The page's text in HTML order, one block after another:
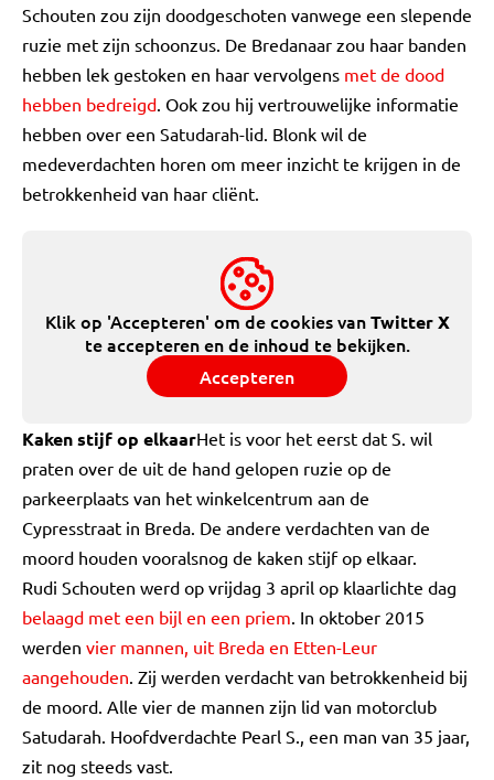
Schouten zou zijn doodgeschoten vanwege een slepende
ruzie met zijn schoonzus. De Bredanaar zou haar banden
hebben lek gestoken en haar vervolgens met de dood
hebben bedreigd. Ook zou hij vertrouwelijke informatie
hebben over een Satudarah-lid. Blonk wil de
medeverdachten horen om meer inzicht te krijgen in de
betrokkenheid van haar cliënt.
Klik op 'Accepteren' om de cookies vanTwitter X
te accepteren en de inhoud te bekijken.
Accepteren
Kaken stijf op elkaarHet is voor het eerst dat S. wil
praten over de uit de hand gelopen ruzie op de
parkeerplaats van het winkelcentrum aan de
Cypresstraat in Breda. De andere verdachten van de
moord houden vooralsnog de kaken stijf op elkaar.
Rudi Schouten werd op vrijdag 3 april op klaarlichte dag
belaagd met een bijl en een priem. In oktober 2015
werden vier mannen, uit Breda en Etten-Leur
aangehouden. Zij werden verdacht van betrokkenheid bij
de moord. Alle vier de mannen zijn lid van motorclub
Satudarah. Hoofdverdachte Pearl S., een man van 35 jaar,
zit nog steeds vast.